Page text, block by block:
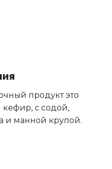
продукт это
кефир, с содой,
и манной крупой.